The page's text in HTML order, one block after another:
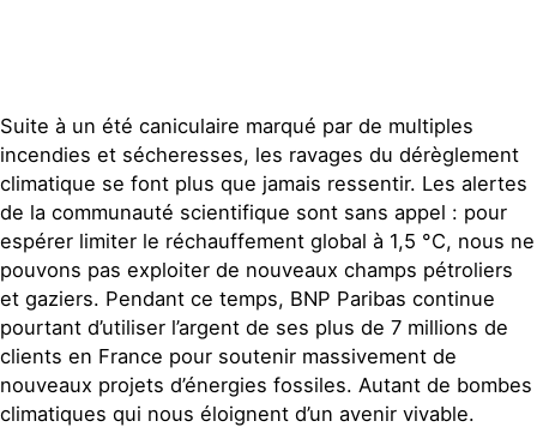
Suite à un été caniculaire marqué par de multiples
incendies et sécheresses, les ravages du dérèglement
climatique se font plus que jamais ressentir. Les alertes
de la communauté scientifique sont sans appel : pour
espérer limiter le réchauffement global à 1,5 °C, nous ne
pouvons pas exploiter de nouveaux champs pétroliers
et gaziers. Pendant ce temps, BNP Paribas continue
pourtant d’utiliser l’argent de ses plus de 7 millions de
clients en France pour soutenir massivement de
nouveaux projets d’énergies fossiles. Autant de bombes
climatiques qui nous éloignent d’un avenir vivable.